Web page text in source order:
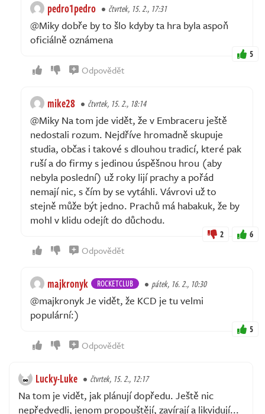
pedro1pedro čtvrtek, 15. 2., 17:31
@Miky dobře by to šlo kdyby ta hra byla aspoň
oficiálně oznámena
5
Odpovědět
mike28 čtvrtek, 15. 2., 18:14
@Miky Na tom jde vidět, že v Embraceru ještě
nedostali rozum. Nejdříve hromadně skupuje
studia, občas i takové s dlouhou tradicí, které pak
ruší a do firmy s jedinou úspěšnou hrou (aby
nebyla poslední) už roky lijí prachy a pořád
nemají nic, s čím by se vytáhli. Vávrovi už to
stejně může být jedno. Prachů má habakuk, že by
mohl v klidu odejít do důchodu.
2 6
Odpovědět
majkronyk ROCKETCLUB pátek, 16. 2., 10:30
@majkronyk Je vidět, že KCD je tu velmi
populární:)
5
Odpovědět
Lucky-Luke čtvrtek, 15. 2., 12:17
Na tom je vidět, jak plánují dopředu. Ještě nic
nepředvedli, jenom propouštějí, zavírají a likvidují...